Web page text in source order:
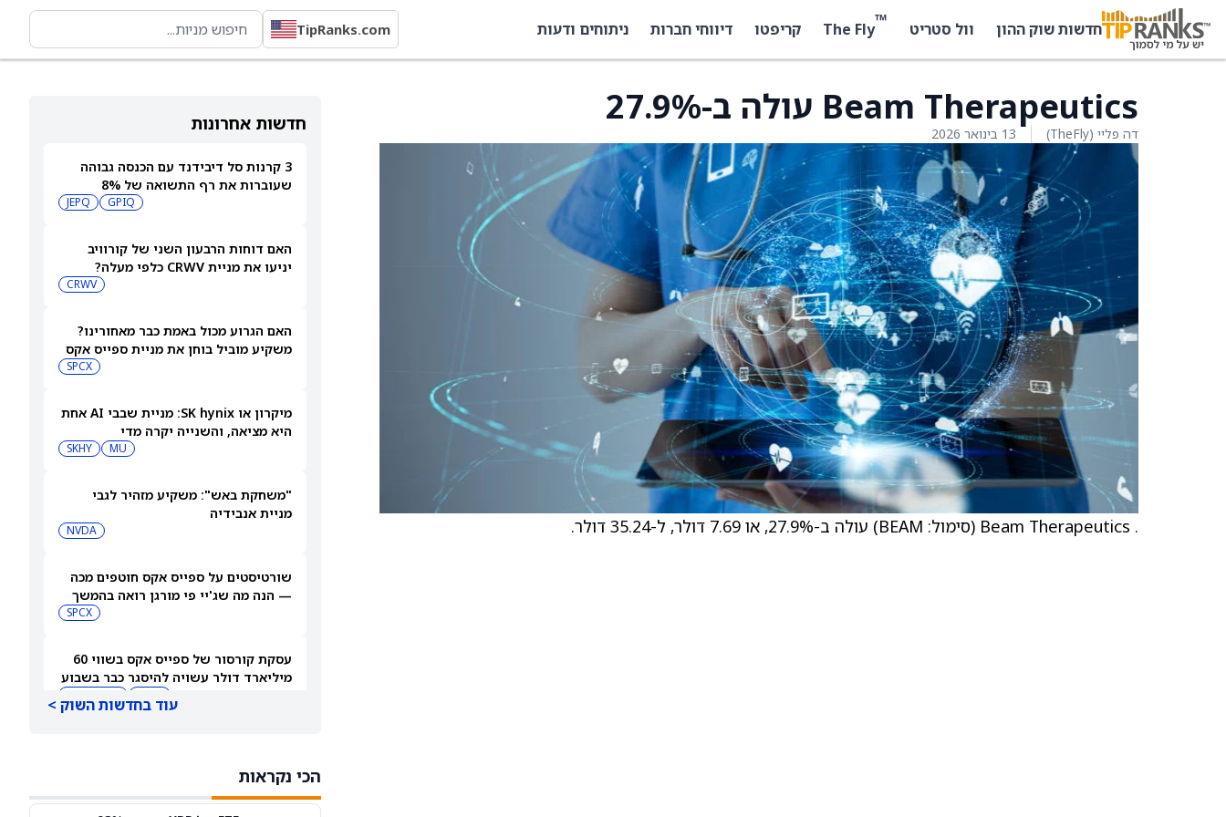
חדשות שוק ההון וול סטריט ™
The Fly קריפטו דיווחי חברות ניתוחים ודעות TipRanks.com
חדשות אחרונות
3 קרנות סל דיבידנד עם הכנסה גבוהה
שעוברות את רף התשואה של 8%
GPIQ
JEPQ
האם דוחות הרבעון השני של קורוויב
יניעו את מניית CRWV כלפי מעלה?
CRWV
האם הגרוע מכול באמת כבר מאחורינו?
משקיע מוביל בוחן את מניית ספייס אקס
SPCX
מיקרון או SK hynix: מניית שבבי AI אחת
היא מציאה, והשנייה יקרה מדי
MU
SKHY
"משחקת באש": משקיע מזהיר לגבי
מניית אנבידיה
NVDA
שורטיסטים על ספייס אקס חוטפים מכה
— הנה מה שג'יי פי מורגן רואה בהמשך
SPCX
עסקת קורסור של ספייס אקס בשווי 60
מיליארד דולר עשויה להיסגר כבר בשבוע
לטסלה
עוד בחדשות השוק >
הכי נקראות
Beam Therapeutics עולה ב-27.9%
דה פליי (TheFly) 13 בינואר 2026
. Beam Therapeutics (סימול: BEAM) עולה ב-27.9%, או 7.69 דולר, ל-35.24 דולר.